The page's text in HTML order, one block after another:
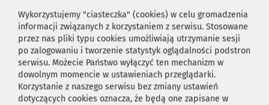
Wykorzystujemy "ciasteczka" (cookies) w celu gromadzenia
informacji związanych z korzystaniem z serwisu. Stosowane
przez nas pliki typu cookies umożliwiają utrzymanie sesji
po zalogowaniu i tworzenie statystyk oglądalności podstron
serwisu. Możecie Państwo wyłączyć ten mechanizm w
dowolnym momencie w ustawieniach przeglądarki.
Korzystanie z naszego serwisu bez zmiany ustawień
dotyczących cookies oznacza, że będą one zapisane w